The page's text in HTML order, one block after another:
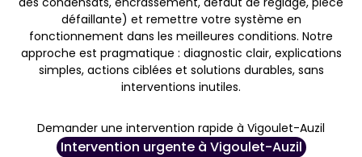
défaillante) et remettre votre système en
fonctionnement dans les meilleures conditions. Notre
approche est pragmatique : diagnostic clair, explications
simples, actions ciblées et solutions durables, sans
interventions inutiles.
Demander une intervention rapide à Vigoulet-Auzil
Intervention urgente à Vigoulet-Auzil